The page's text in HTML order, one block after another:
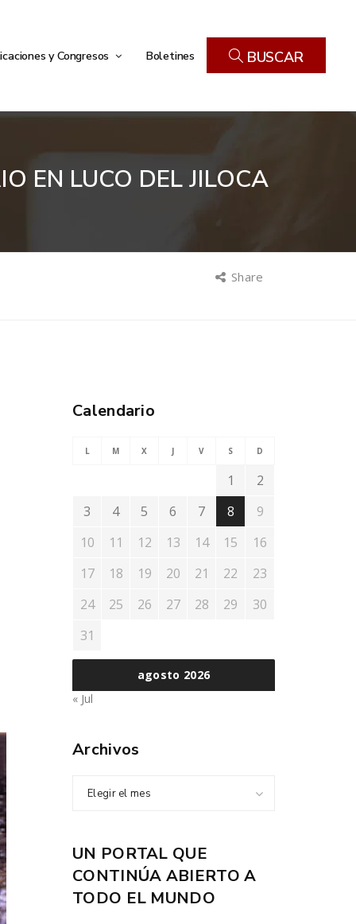
y Congresos Boletines BUSCAR
EN LUCO DEL JILOCA
Share
Calendario
agosto 2026
L M X J V S D
1
2
3
4 5 6 7 8
9
10
11 12 13 14 15
16
17
18 19 20 21 22
23
24
25 26 27 28 29
30
31
« Jul
Archivos
Elegir el mes
UN PORTAL QUE
CONTINÚA ABIERTO A
TODO EL MUNDO